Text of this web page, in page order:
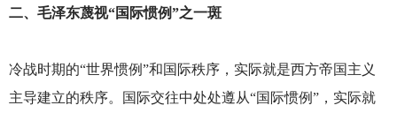
二、毛泽东蔑视“国际惯例”之一斑
冷战时期的“世界惯例”和国际秩序，实际就是西方帝国主义
主导建立的秩序。国际交往中处处遵从“国际惯例”，实际就